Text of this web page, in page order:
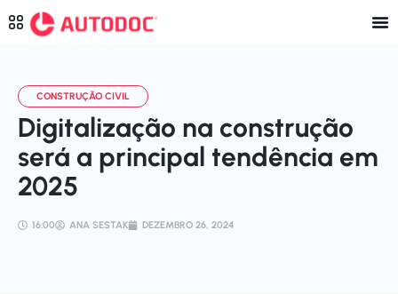
Digitalização na construção
será a principal tendência em
2025
16:00 ANA SESTAK DEZEMBRO 26, 2024